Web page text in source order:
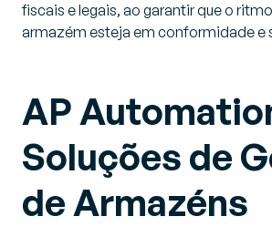
fiscais e legais, ao garantir que o
armazém esteja em conformidade e
AP
Soluções de
de Armazéns